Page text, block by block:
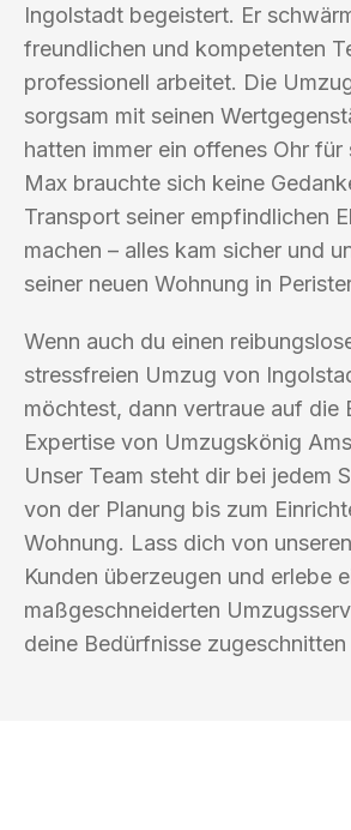
Ingolstadt begeistert. Er
freundlichen und kompetenten
professionell arbeitet. Die
sorgsam mit seinen
hatten immer ein offenes Ohr für
Max brauchte sich keine
Transport seiner empfindlichen
machen – alles kam sicher und
seiner neuen Wohnung in
Wenn auch du einen
stressfreien Umzug von
möchtest, dann vertraue auf die
Expertise von Umzugskönig
Unser Team steht dir bei jedem
von der Planung bis zum
Wohnung. Lass dich von
Kunden überzeugen und erlebe
maßgeschneiderten
deine Bedürfnisse zugeschnitten